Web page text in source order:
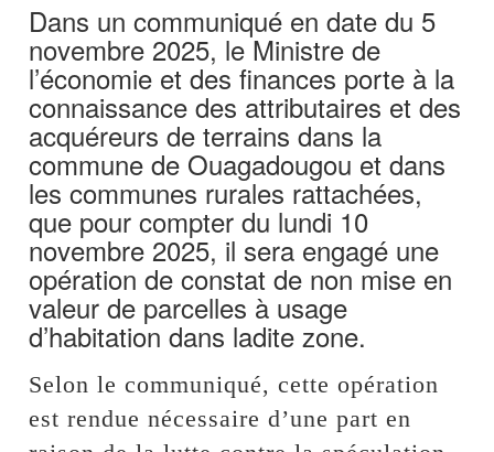
Dans un communiqué en date du 5
novembre 2025, le Ministre de
l’économie et des finances porte à la
connaissance des attributaires et des
acquéreurs de terrains dans la
commune de Ouagadougou et dans
les communes rurales rattachées,
que pour compter du lundi 10
novembre 2025, il sera engagé une
opération de constat de non mise en
valeur de parcelles à usage
d’habitation dans ladite zone.
Selon le communiqué, cette opération
est rendue nécessaire d’une part en